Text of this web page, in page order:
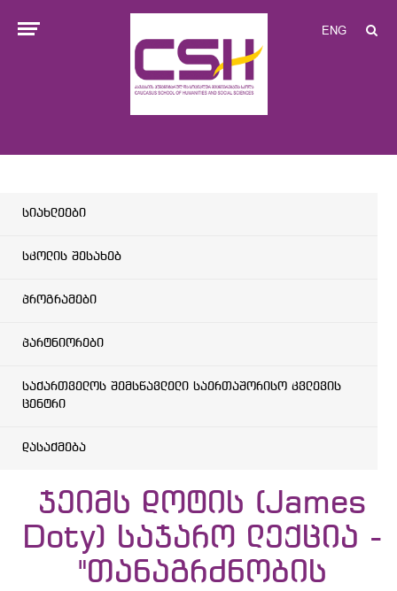
ENG
სიახლეები
სკოლის შესახებ
პროგრამები
პარტნიორები
საქართველოს შემსწავლელი საერთაშორისო კვლევის
ცენტრი
დასაქმება
ჯეიმს დოტის (James
Doty) საჯარო ლექცია -
"თანაგრძნობის